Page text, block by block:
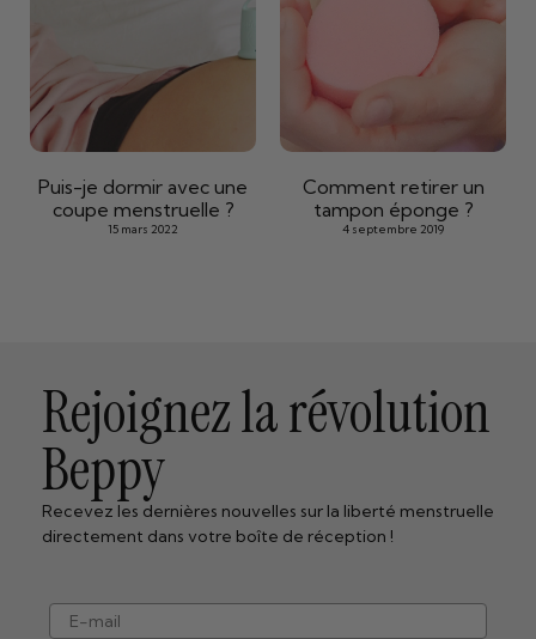
Puis-je dormir avec une
coupe menstruelle ?
15 mars 2022
Comment retirer un
tampon éponge ?
4 septembre 2019
Rejoignez la révolution
Beppy
Recevez les dernières nouvelles sur la liberté menstruelle
directement dans votre boîte de réception !
e-mail